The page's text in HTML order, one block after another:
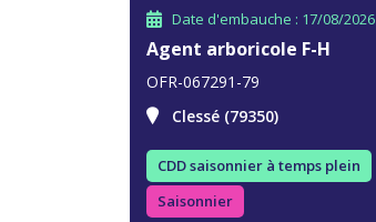
Date d'embauche : 17/08/2026
Agent arboricole F-H
OFR-067291-79
Clessé (79350)
CDD saisonnier à temps plein
Saisonnier